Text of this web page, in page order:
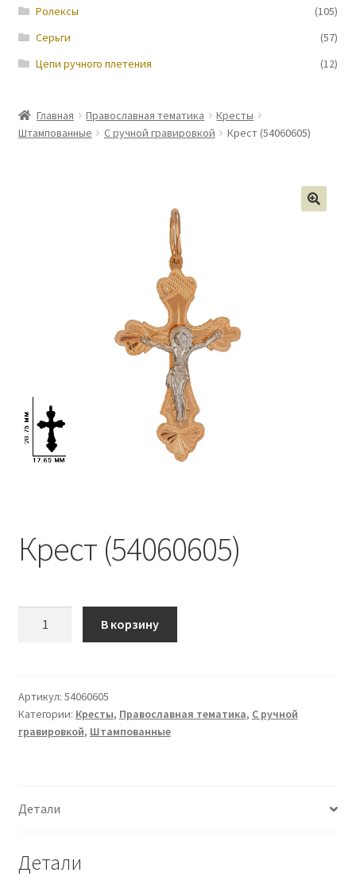
Ролексы
(105)
Серьги
(57)
Цепи ручного плетения
(12)
Главная Православная тематика
Кресты
Штампованные
С ручной гравировкой Крест (54060605)
Крест (54060605)
В корзину
Артикул: 54060605
Категории: Кресты, Православная тематика, С ручной
гравировкой, Штампованные
Детали
Детали